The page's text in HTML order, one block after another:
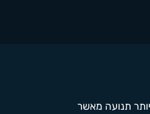
תנועה מאשר